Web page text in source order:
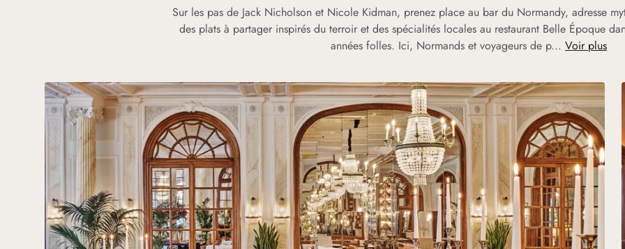
Sur les pas de Jack Nicholson et Nicole Kidman, prenez place au bar du Normandy, adresse
des plats à partager inspirés du terroir et des spécialités locales au restaurant Belle Époque
années folles. Ici, Normands et voyageurs de p... Voir plus